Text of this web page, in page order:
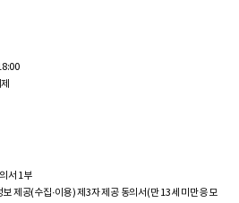
서 1부
제공(수집·이용) 제3자 제공 동의서(만 13세 미만 응모